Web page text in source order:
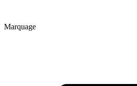
Marquage